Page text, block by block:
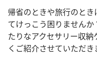
帰省のときや旅行のと
てけっこう困りません
たりなアクセサリー収
くご紹介させていただき